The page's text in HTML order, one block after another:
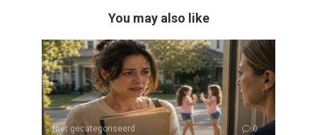
You may also like
Niet gecategoriseerd 0